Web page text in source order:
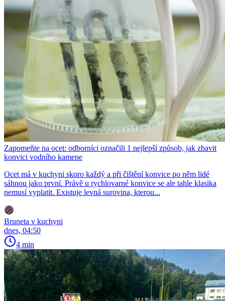
Zapomeňte na ocet: odborníci označili 1 nejlepší způsob, jak zbavit
konvici vodního kamene
Ocet má v kuchyni skoro každý a při čištění konvice po něm lidé
sáhnou jako první. Právě u rychlovarné konvice se ale tahle klasika
nemusí vyplatit. Existuje levná surovina, kterou...
Bruneta v kuchyni
dnes, 04:50
4 min